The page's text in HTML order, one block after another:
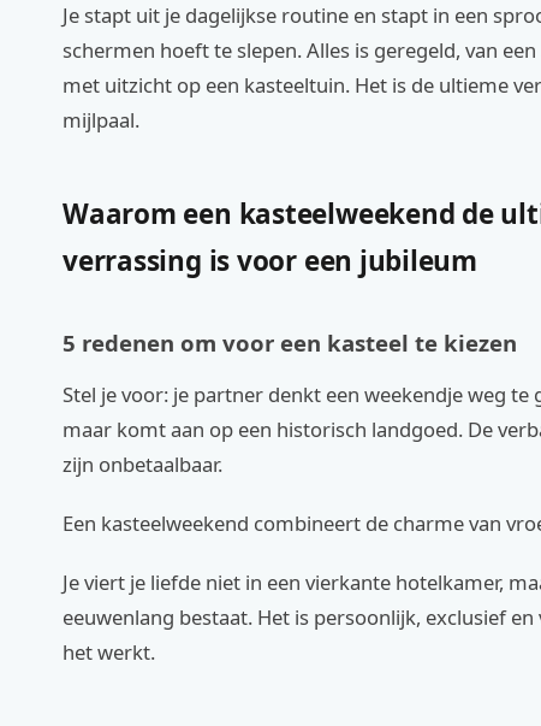
Je stapt uit je dagelijkse routine en stapt in een
schermen hoeft te slepen. Alles is geregeld, van
met uitzicht op een kasteeltuin. Het is de ultieme
mijlpaal.
Waarom een kasteelweekend de
verrassing is voor een jubileum
5 redenen om voor een kasteel te kiezen
Stel je voor: je partner denkt een weekendje weg te
maar komt aan op een historisch landgoed. De
zijn onbetaalbaar.
Een kasteelweekend combineert de charme van
Je viert je liefde niet in een vierkante hotelkamer,
eeuwenlang bestaat. Het is persoonlijk, exclusief
het werkt.